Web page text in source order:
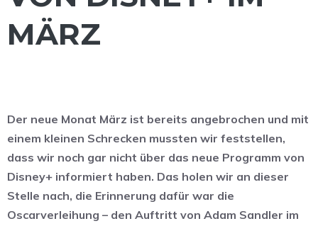
MÄRZ
Der neue Monat März ist bereits angebrochen und mit
einem kleinen Schrecken mussten wir feststellen,
dass wir noch gar nicht über das neue Programm von
Disney+ informiert haben. Das holen wir an dieser
Stelle nach, die Erinnerung dafür war die
Oscarverleihung – den Auftritt von Adam Sandler im